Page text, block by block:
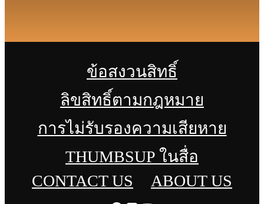
ข้อสงวนสิทธิ์
ลิขสิทธิ์ตามกฎหมาย
การไม่รับรองความเสียหาย
THUMBSUP ในสื่อ
CONTACT US
ABOUT US